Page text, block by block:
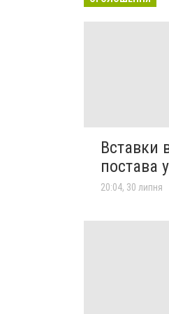
Вставки
постава
20:04, 30 липня